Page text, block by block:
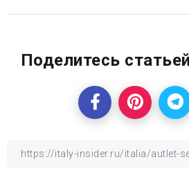
Поделитесь